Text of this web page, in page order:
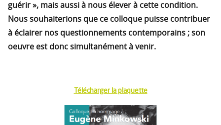
guérir », mais aussi à nous élever à cette condition.
Nous souhaiterions que ce colloque puisse contribuer
à éclairer nos questionnements contemporains ; son
oeuvre est donc simultanément à venir.
Télécharger la plaquette